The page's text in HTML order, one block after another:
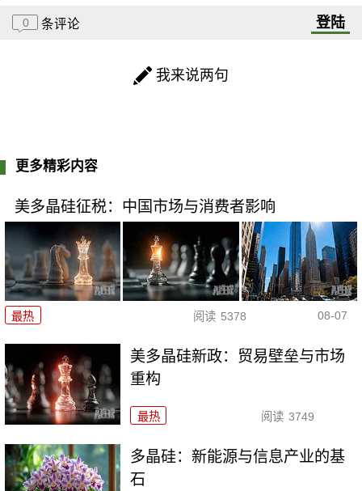
0 条评论 登陆
我来说两句
更多精彩内容
美多晶硅征税：中国市场与消费者影响
最热 阅读 5378 08-07
美多晶硅新政：贸易壁垒与市场
重构
最热 阅读 3749
多晶硅：新能源与信息产业的基
石